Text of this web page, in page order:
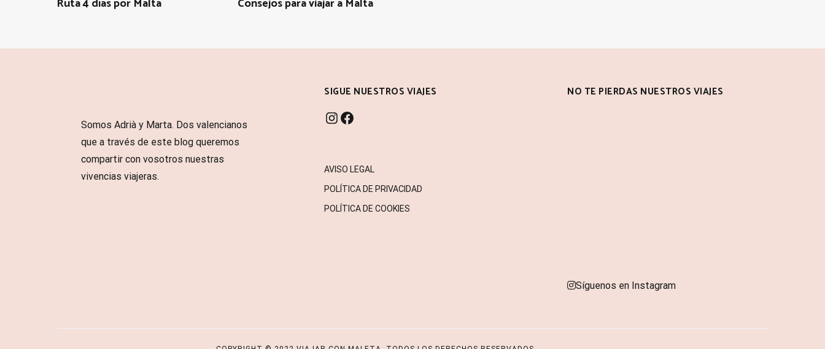
Ruta 4 días por Malta Consejos para viajar a Malta
Somos Adrià y Marta. Dos valencianos
que a través de este blog queremos
compartir con vosotros nuestras
vivencias viajeras.
SIGUE NUESTROS VIAJES
INSTAGRAM
AVISO LEGAL
POLÍTICA DE PRIVACIDAD
POLÍTICA DE COOKIES
NO TE PIERDAS NUESTROS VIAJES
Síguenos en Instagram